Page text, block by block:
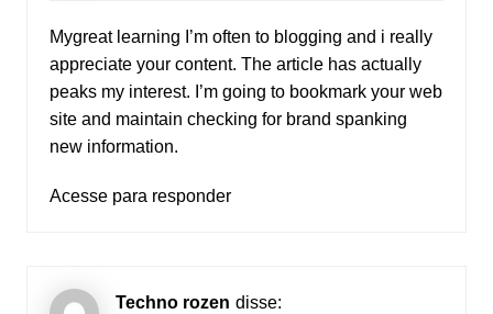
Mygreat learning I’m often to blogging and i really
appreciate your content. The article has actually
peaks my interest. I’m going to bookmark your web
site and maintain checking for brand spanking
new information.
Acesse para responder
Techno rozen disse: